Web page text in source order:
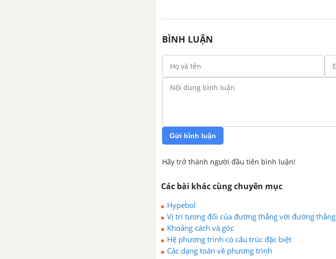
BÌNH LUẬN
Gửi bình luận
Hãy trở thành người đầu tiên bình luận!
Các bài khác cùng chuyên mục
Hypebol
Vị trí tương đối của đường thẳng với đường thẳng
Khoảng cách và góc
Hệ phương trình có cấu trúc đặc biệt
Các dạng toán về phương trình